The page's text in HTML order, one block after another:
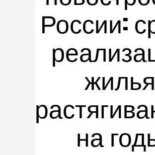
России:
жилья
на